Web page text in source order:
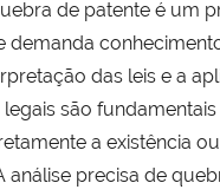
de patente é um
demanda
das leis e a
são fundamentais
a existência
análise precisa de